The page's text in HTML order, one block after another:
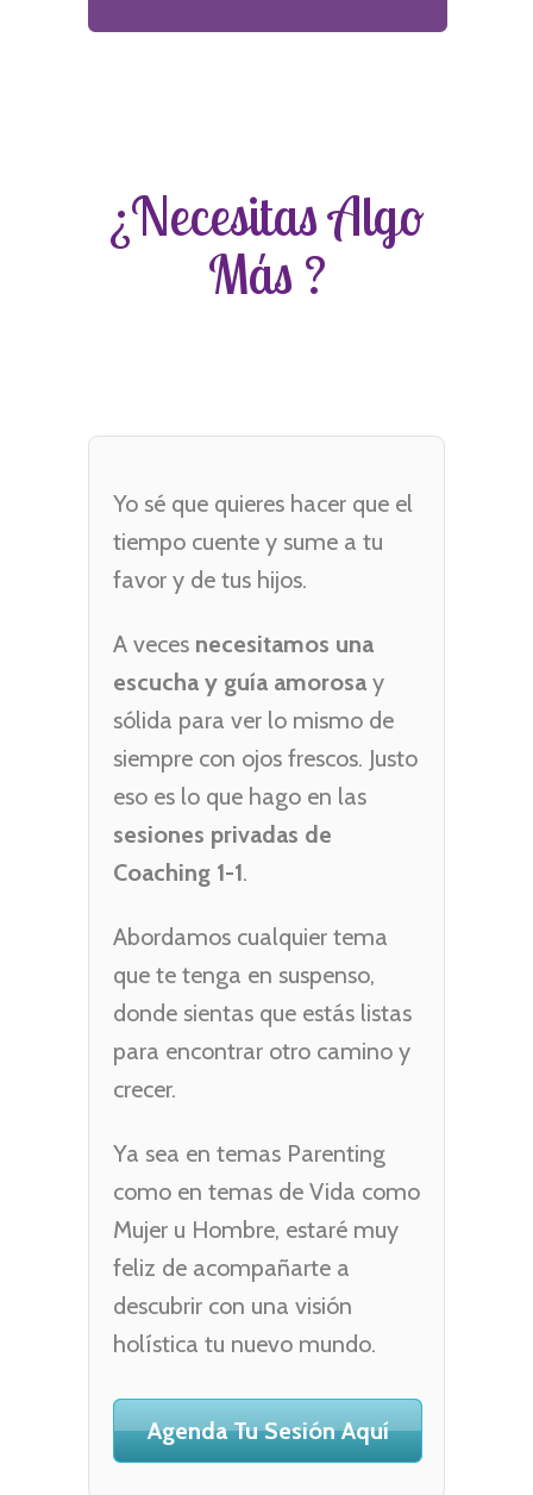
¿Necesitas Algo
Más ?
Yo sé que quieres hacer que el
tiempo cuente y sume a tu
favor y de tus hijos.
A veces necesitamos una
escucha y guía amorosa y
sólida para ver lo mismo de
siempre con ojos frescos. Justo
eso es lo que hago en las
sesiones privadas de
Coaching 1-1.
Abordamos cualquier tema
que te tenga en suspenso,
donde sientas que estás listas
para encontrar otro camino y
crecer.
Ya sea en temas Parenting
como en temas de Vida como
Mujer u Hombre, estaré muy
feliz de acompañarte a
descubrir con una visión
holística tu nuevo mundo.
Agenda Tu Sesión Aquí